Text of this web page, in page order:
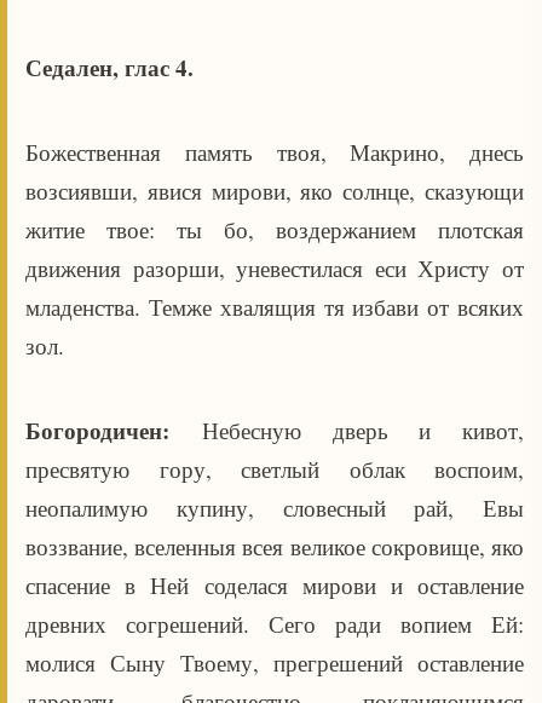
Седален, глас 4.
Божественная память твоя, Макрино, днесь
возсиявши, явися мирови, яко солнце, сказующи
житие твое: ты бо, воздержанием плотская
движения разорши, уневестилася еси Христу от
младенства. Темже хвалящия тя избави от всяких
зол.
Богородичен: Небесную дверь и кивот,
пресвятую гору, светлый облак воспоим,
неопалимую купину, словесный рай, Евы
воззвание, вселенныя всея великое сокровище, яко
спасение в Ней соделася мирови и оставление
древних согрешений. Сего ради вопием Ей:
молися Сыну Твоему, прегрешений оставление